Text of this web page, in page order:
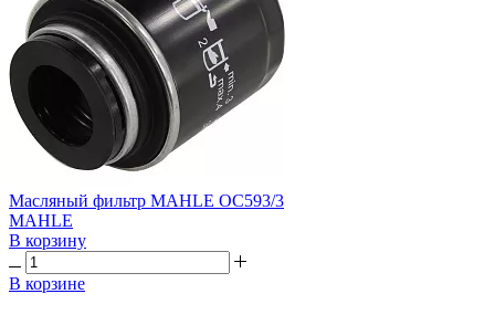
Масляный фильтр MAHLE OC593/3
MAHLE
В корзину
В корзине